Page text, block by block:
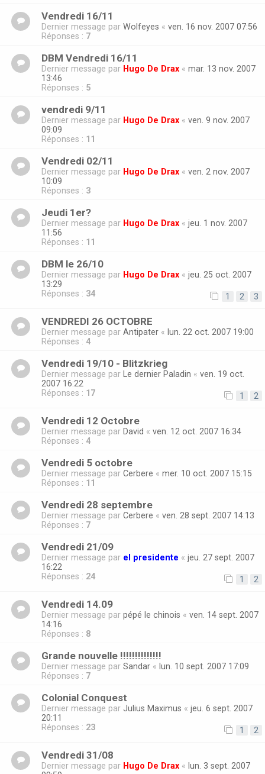
Vendredi 16/11
Dernier message par Wolfeyes « ven. 16 nov. 2007 07:56
Réponses : 7
DBM Vendredi 16/11
Dernier message par Hugo De Drax « mar. 13 nov. 2007
13:46
Réponses : 5
vendredi 9/11
Dernier message par Hugo De Drax « ven. 9 nov. 2007
09:09
Réponses : 11
Vendredi 02/11
Dernier message par Hugo De Drax « ven. 2 nov. 2007
10:09
Réponses : 3
Jeudi 1er?
Dernier message par Hugo De Drax « jeu. 1 nov. 2007
11:56
Réponses : 11
DBM le 26/10
Dernier message par Hugo De Drax « jeu. 25 oct. 2007
13:29
Réponses : 34 1 2 3
VENDREDI 26 OCTOBRE
Dernier message par Antipater « lun. 22 oct. 2007 19:00
Réponses : 4
Vendredi 19/10 - Blitzkrieg
Dernier message par Le dernier Paladin « ven. 19 oct.
2007 16:22
Réponses : 17 1 2
Vendredi 12 Octobre
Dernier message par David « ven. 12 oct. 2007 16:34
Réponses : 4
Vendredi 5 octobre
Dernier message par Cerbere « mer. 10 oct. 2007 15:15
Réponses : 11
Vendredi 28 septembre
Dernier message par Cerbere « ven. 28 sept. 2007 14:13
Réponses : 7
Vendredi 21/09
Dernier message par el presidente « jeu. 27 sept. 2007
16:22
Réponses : 24 1 2
Vendredi 14.09
Dernier message par pépé le chinois « ven. 14 sept. 2007
14:16
Réponses : 8
Grande nouvelle !!!!!!!!!!!!!!
Dernier message par Sandar « lun. 10 sept. 2007 17:09
Réponses : 7
Colonial Conquest
Dernier message par Julius Maximus « jeu. 6 sept. 2007
20:11
Réponses : 23 1 2
Vendredi 31/08
Dernier message par Hugo De Drax « lun. 3 sept. 2007